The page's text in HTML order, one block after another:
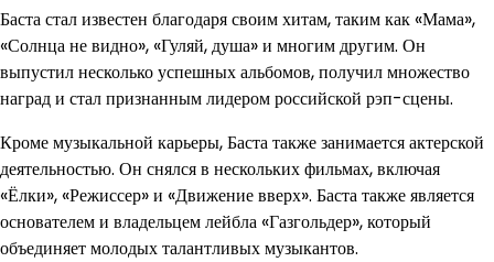
Баста стал известен благодаря своим хитам, таким как «Мама»,
«Солнца не видно», «Гуляй, душа» и многим другим. Он
выпустил несколько успешных альбомов, получил множество
наград и стал признанным лидером российской рэп-сцены.
Кроме музыкальной карьеры, Баста также занимается актерской
деятельностью. Он снялся в нескольких фильмах, включая
«Ёлки», «Режиссер» и «Движение вверх». Баста также является
основателем и владельцем лейбла «Газгольдер», который
объединяет молодых талантливых музыкантов.